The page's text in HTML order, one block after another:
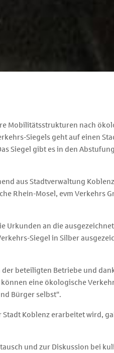
Mobilitätsstrukturen nach
Siegels geht auf einen
Siegel gibt es in den
aus Stadtverwaltung
Rhein-Mosel, evm Verkehrs
Urkunden an die
Siegel in Silber
beteiligten Betriebe und
eine ökologische
Bürger selbst“.
Koblenz erarbeitet wird,
und zur Diskussion bei